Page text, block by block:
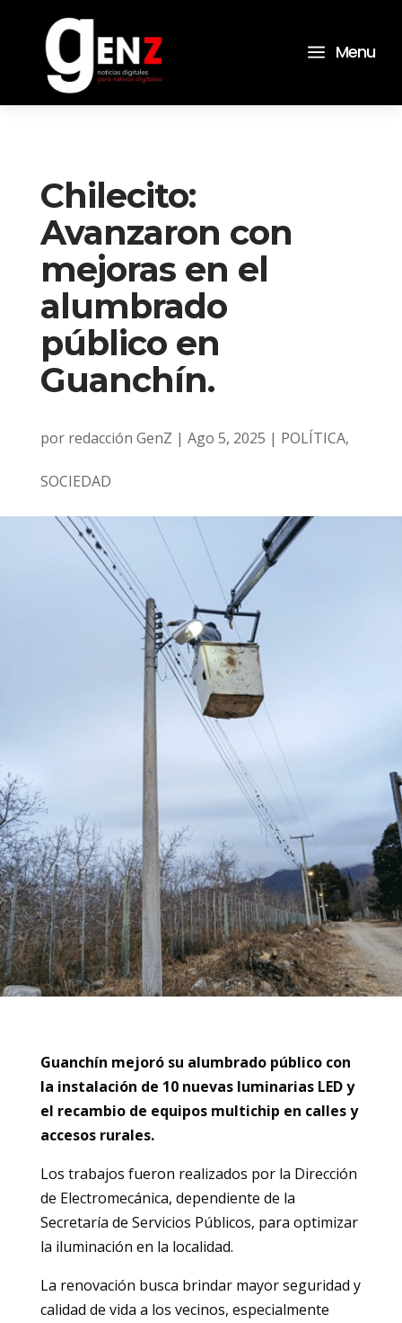
a Menu
Chilecito:
Avanzaron con
mejoras en el
alumbrado
público en
Guanchín.
por redacción GenZ | Ago 5, 2025 | POLÍTICA,
SOCIEDAD
Guanchín mejoró su alumbrado público con
la instalación de 10 nuevas luminarias LED y
el recambio de equipos multichip en calles y
accesos rurales.
Los trabajos fueron realizados por la Dirección
de Electromecánica, dependiente de la
Secretaría de Servicios Públicos, para optimizar
la iluminación en la localidad.
La renovación busca brindar mayor seguridad y
calidad de vida a los vecinos, especialmente